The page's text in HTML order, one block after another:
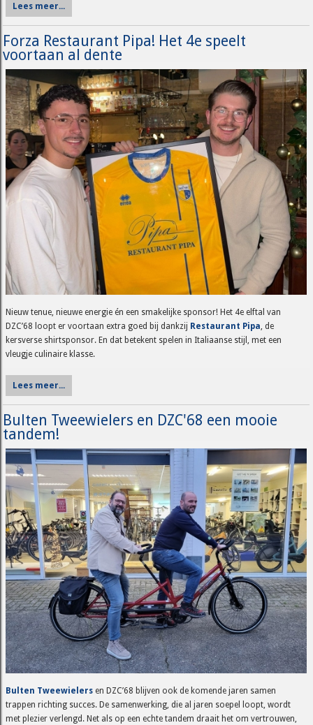
Lees meer...
Forza Restaurant Pipa! Het 4e speelt
voortaan al dente
Nieuw tenue, nieuwe energie én een smakelijke sponsor! Het 4e elftal van
DZC’68 loopt er voortaan extra goed bij dankzij Restaurant Pipa , de
kersverse shirtsponsor. En dat betekent spelen in Italiaanse stijl, met een
vleugje culinaire klasse.
Lees meer...
Bulten Tweewielers en DZC'68 een mooie
tandem!
Bulten Tweewielers en DZC’68 blijven ook de komende jaren samen
trappen richting succes. De samenwerking, die al jaren soepel loopt, wordt
met plezier verlengd. Net als op een echte tandem draait het om vertrouwen,